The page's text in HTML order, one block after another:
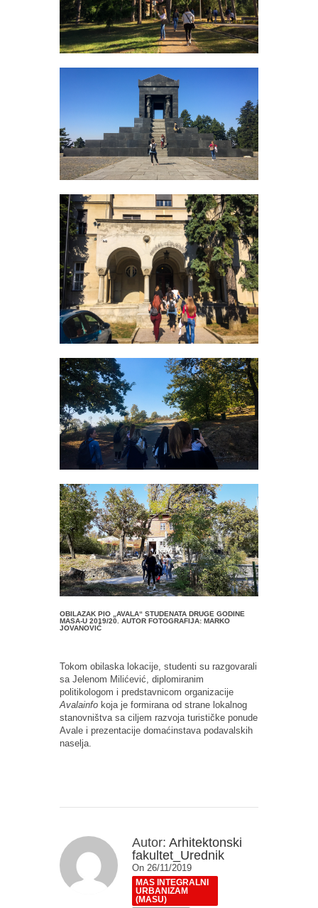
OBILAZAK PIO „AVALA“ STUDENATA DRUGE GODINE
MASA-U 2019/20. AUTOR FOTOGRAFIJA: MARKO
JOVANOVIĆ
Tokom obilaska lokacije, studenti su razgovarali
sa Jelenom Milićević, diplomiranim
politikologom i predstavnicom organizacije
Avalainfo koja je formirana od strane lokalnog
stanovništva sa ciljem razvoja turističke ponude
Avale i prezentacije domaćinstava podavalskih
naselja.
Autor: Arhitektonski
fakultet_Urednik
On 26/11/2019
MAS INTEGRALNI
URBANIZAM
(MASU)